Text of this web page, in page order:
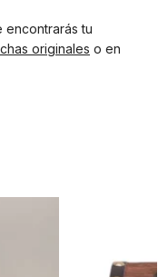
encontrarás tu
originales o en